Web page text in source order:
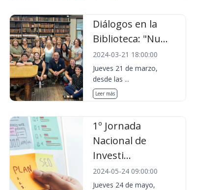
Diálogos en la
Biblioteca: "Nu...
2024-03-21 18:00:00
Jueves 21 de marzo,
desde las ...
Leer más
1º Jornada
Nacional de
Investi...
2024-05-24 09:00:00
Jueves 24 de mayo,